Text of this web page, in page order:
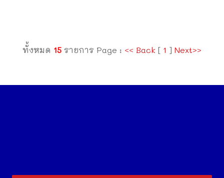
ทั้งหมด 15 รายการ Page : << Back [ 1 ] Next>>